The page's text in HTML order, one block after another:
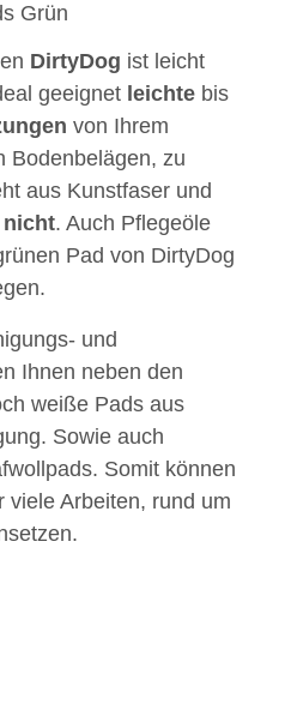
Grün
DirtyDog ist leicht
geeignet leichte bis
von Ihrem
Bodenbelägen, zu
aus Kunstfaser und
nicht. Auch Pflegeöle
Pad von DirtyDog
und
Ihnen neben den
weiße Pads aus
Sowie auch
Somit können
viele Arbeiten, rund um